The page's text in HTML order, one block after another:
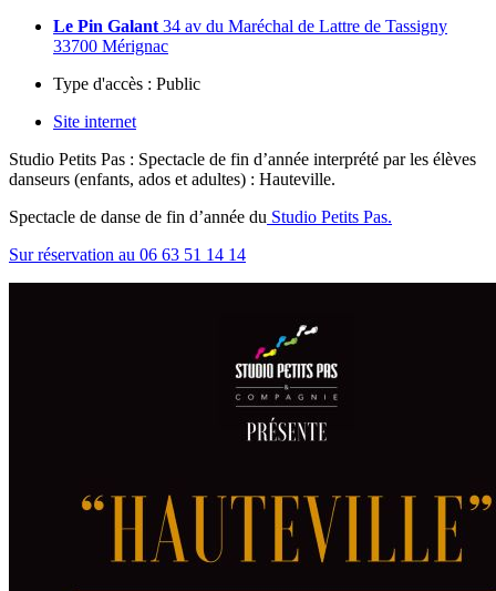
Le Pin Galant 34 av du Maréchal de Lattre de Tassigny
33700 Mérignac
Type d'accès : Public
Site internet
Studio Petits Pas : Spectacle de fin d’année interprété par les élèves
danseurs (enfants, ados et adultes) : Hauteville.
Spectacle de danse de fin d’année du Studio Petits Pas.
Sur réservation au 06 63 51 14 14